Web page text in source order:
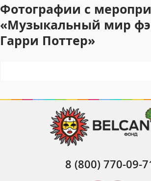
Фотографии с
«Музыкальный мир
Гарри Поттер»
8 (800) 770-09-